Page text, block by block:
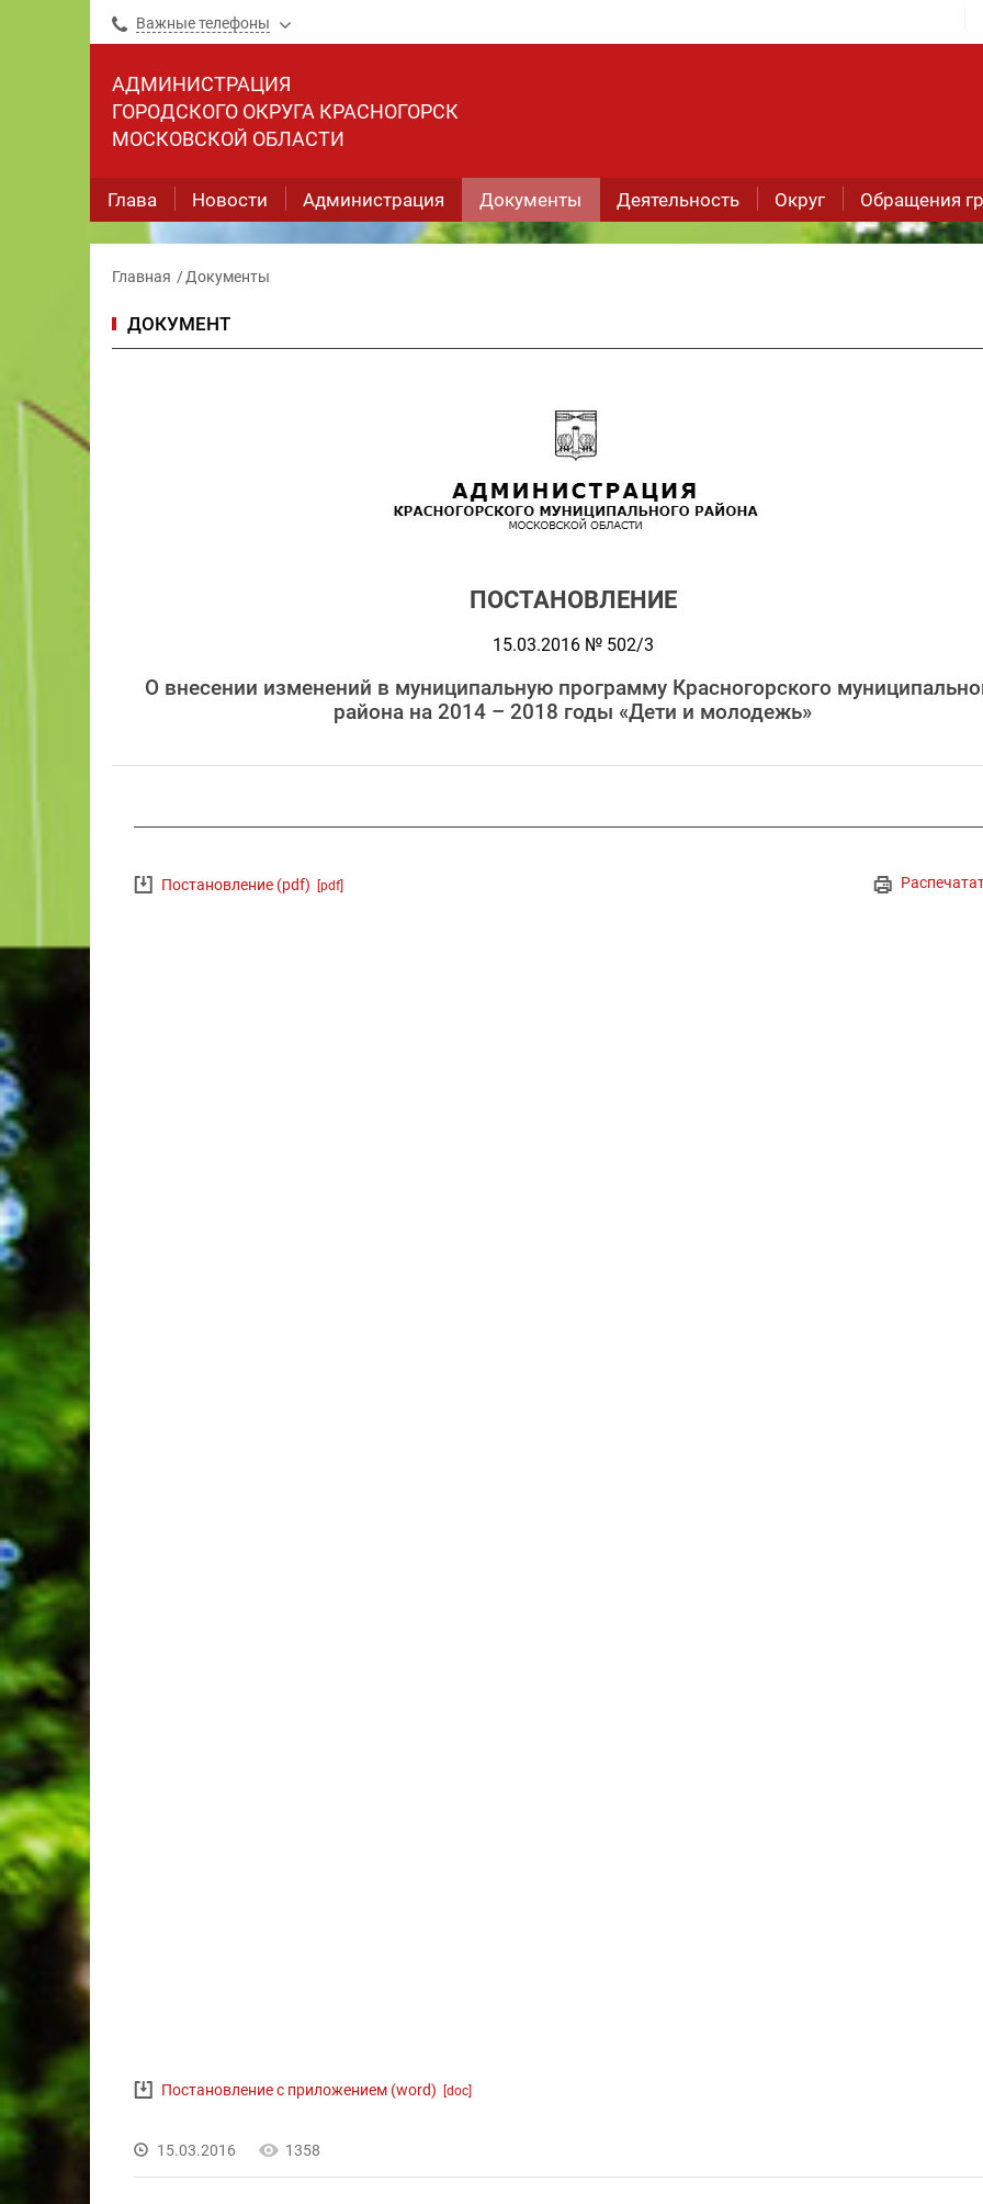
Важные телефоны
АДМИНИСТРАЦИЯ
ГОРОДСКОГО ОКРУГА КРАСНОГОРСК
МОСКОВСКОЙ ОБЛАСТИ
Глава Новости Администрация Документы Деятельность Округ Обращения
Главная Документы
ДОКУМЕНТ
ПОСТАНОВЛЕНИЕ
15.03.2016 № 502/3
О внесении изменений в муниципальную программу Красногорского
района на 2014 – 2018 годы «Дети и молодежь»
Постановление (pdf) [pdf]
Постановление с приложением (word) [doc]
15.03.2016 1358